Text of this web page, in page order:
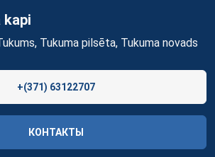
kapi
Tukuma pilsēta, Tukuma novads
+(371) 63122707
КОНТАКТЫ